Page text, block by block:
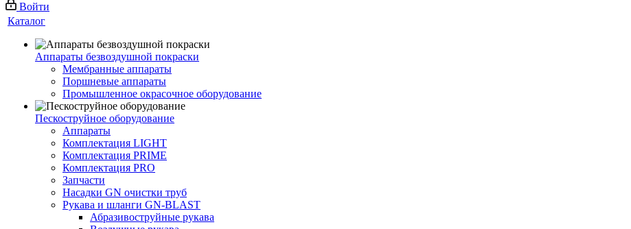
Войти
Каталог
Аппараты безвоздушной покраски
Мембранные аппараты
Поршневые аппараты
Промышленное окрасочное оборудование
Пескоструйное оборудование
Аппараты
Комплектация LIGHT
Комплектация PRIME
Комплектация PRO
Запчасти
Насадки GN очистки труб
Рукава и шланги GN-BLAST
Абразивоструйные рукава